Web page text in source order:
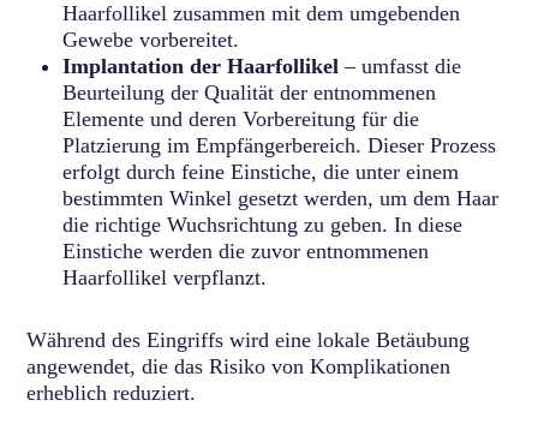
Haarfollikel zusammen mit dem umgebenden
Gewebe vorbereitet.
Implantation der Haarfollikel – umfasst die
Beurteilung der Qualität der entnommenen
Elemente und deren Vorbereitung für die
Platzierung im Empfängerbereich. Dieser Prozess
erfolgt durch feine Einstiche, die unter einem
bestimmten Winkel gesetzt werden, um dem Haar
die richtige Wuchsrichtung zu geben. In diese
Einstiche werden die zuvor entnommenen
Haarfollikel verpflanzt.
Während des Eingriffs wird eine lokale Betäubung
angewendet, die das Risiko von Komplikationen
erheblich reduziert.